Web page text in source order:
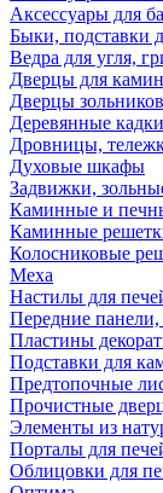
Аксессуары для
Быки, подставки
Ведра для угля,
Дверцы для
Дверцы
Деревянные
Дровницы,
Духовые шкафы
Задвижки,
Каминные и
Каминные
Колосниковые
Меха
Настилы для
Передние
Пластины
Подставки для
Предтопочные
Прочистные
Элементы из
Порталы для
Облицовки для